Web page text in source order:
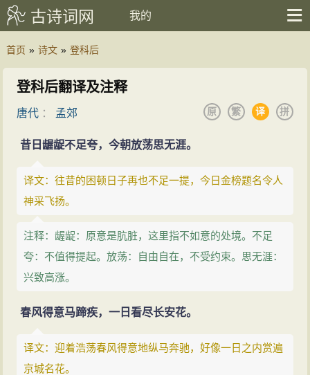
古诗词网 我的
首页 » 诗文 » 登科后
登科后翻译及注释
唐代 ： 孟郊 拼
译
繁
原
昔日龌龊不足夸，今朝放荡思无涯。
译文：往昔的困顿日子再也不足一提，今日金榜题名令人
神采飞扬。
注释：龌龊：原意是肮脏，这里指不如意的处境。不足
夸：不值得提起。放荡：自由自在，不受约束。思无涯：
兴致高涨。
春风得意马蹄疾，一日看尽长安花。
译文：迎着浩荡春风得意地纵马奔驰，好像一日之内赏遍
京城名花。